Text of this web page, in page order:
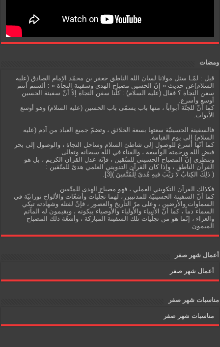
ومضات
قيل : لمّـا سئل مولانا لسان الله الناطق جعفر بن محمّد الإمام الصادق (عليه
السلام)عن حديث « إنّ الحسين مصباح الهدى وسفينة النجاة » : ألستم أنتم
سفن النجاة ؟ فقال (عليه السلام) : كلّنا سفن النجاة إلاّ أنّ سفينة الحسين
أوسع وأسرع.
كما أنّ للجنّة أبواباً ، منها باب يسمّى باب الحسين (عليه السلام) وهو أوسع
الأبواب.
فالسفينة الحسينيّة سعتها بسعة الخلائق ، وتضمّ جميع العباد من آدم (عليه
السلام) إلى يوم القيامة.
كما أنّها أسرع للوصول إلى شاطئ السلام وساحل النجاة ، والوصول إلى بحر
فيض الله ورحمته الواسعة ، والفناء في الله سبحانه وتعالى.
وبنظري إنّ المصباح الحسيني للمتّقين ، فإنّه عدل القرآن الكريم ، بل هو
القرآن الناطق ، وإذا كان القرآن التدويني العلمي هدىً للمتّقين :
( ذلِكَ الكِتابُ لا رَيْبَ فيهِ هُدىً لِلْمُتَّقينَ )[3].
فكذلك القرآن التكويني العملي ، فهو مصباح الهدى للمتّقين.
كما أنّ السفينة الحسينيّة للمذنبين ، لهما تجلّيات وأشعّات والألواح نورانيّة في
السماوات والأرضين ، وعلى مرّ التأريخ والعصور ، فإنّ لقتله وشهادته تبكي
السماء دماً ، كما أنّ الأنبياء والأولياء والأوصياء يبكونه ، ويقيمون له المآتم
والعزاء ، إنّما هو من تجلّيات تلك السفينة المباركة ، وأشعّة ذلك المصباح
الميمون.
أعمال شهر صفر
أعمال شهر صفر
مناسبات شهر صفر
مناسبات شهر صفر